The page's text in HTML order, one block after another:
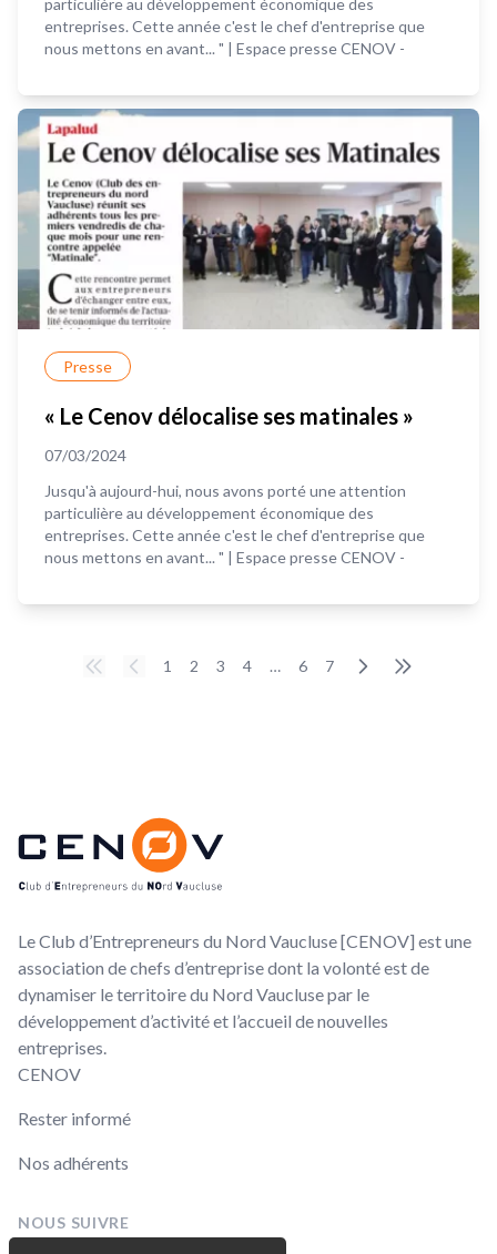
particulière au développement économique des
entreprises. Cette année c'est le chef d'entreprise que
nous mettons en avant... " | Espace presse CENOV -
Presse
« Le Cenov délocalise ses matinales »
07/03/2024
Jusqu'à aujourd-hui, nous avons porté une attention
particulière au développement économique des
entreprises. Cette année c'est le chef d'entreprise que
nous mettons en avant... " | Espace presse CENOV -
1 2 3 4 … 6 7
CENOV
Le Club d’Entrepreneurs du Nord Vaucluse [CENOV] est une
association de chefs d’entreprise dont la volonté est de
dynamiser le territoire du Nord Vaucluse par le
développement d’activité et l’accueil de nouvelles
entreprises.
CENOV
Rester informé
Nos adhérents
NOUS SUIVRE